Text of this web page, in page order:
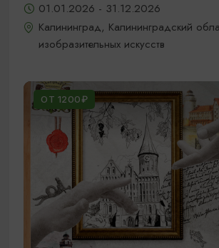
01.01.2026 - 31.12.2026
Калининград, Калининградский
изобразительных искусств
ОТ 1200₽